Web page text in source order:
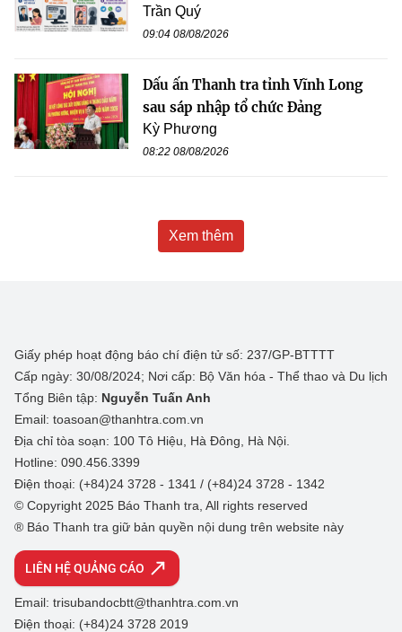
Trần Quý
09:04 08/08/2026
Dấu ấn Thanh tra tỉnh Vĩnh Long
sau sáp nhập tổ chức Đảng
Kỳ Phương
08:22 08/08/2026
Xem thêm
Giấy phép hoạt động báo chí điện tử số: 237/GP-BTTTT
Cấp ngày: 30/08/2024; Nơi cấp: Bộ Văn hóa - Thể thao và Du lịch
Tổng Biên tập: Nguyễn Tuấn Anh
Email: toasoan@thanhtra.com.vn
Địa chỉ tòa soạn: 100 Tô Hiệu, Hà Đông, Hà Nội.
Hotline: 090.456.3399
Điện thoại: (+84)24 3728 - 1341 / (+84)24 3728 - 1342
© Copyright 2025 Báo Thanh tra, All rights reserved
® Báo Thanh tra giữ bản quyền nội dung trên website này
LIÊN HỆ QUẢNG CÁO
Email: trisubandocbtt@thanhtra.com.vn
Điện thoại: (+84)24 3728 2019